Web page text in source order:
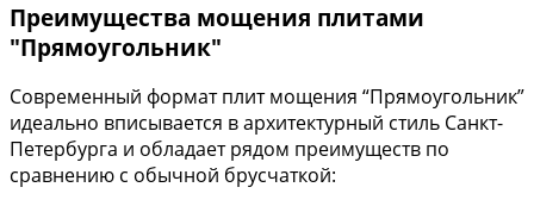
Преимущества мощения плитами
"Прямоугольник"
Современный формат плит мощения “Прямоугольник”
идеально вписывается в архитектурный стиль Санкт-
Петербурга и обладает рядом преимуществ по
сравнению с обычной брусчаткой: